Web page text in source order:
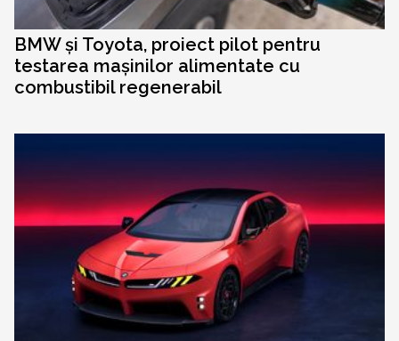
BMW și Toyota, proiect pilot pentru
testarea mașinilor alimentate cu
combustibil regenerabil